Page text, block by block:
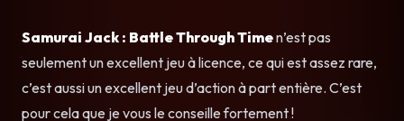
Samurai Jack : Battle Through Timen’est pas
seulement un excellent jeu à licence, ce qui est assez rare,
c’est aussi un excellent jeu d’action à part entière. C’est
pour cela que je vous le conseille fortement !